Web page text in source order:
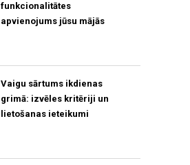
funkcionalitātes
apvienojums jūsu mājās
Vaigu sārtums ikdienas
grimā: izvēles kritēriji un
lietošanas ieteikumi